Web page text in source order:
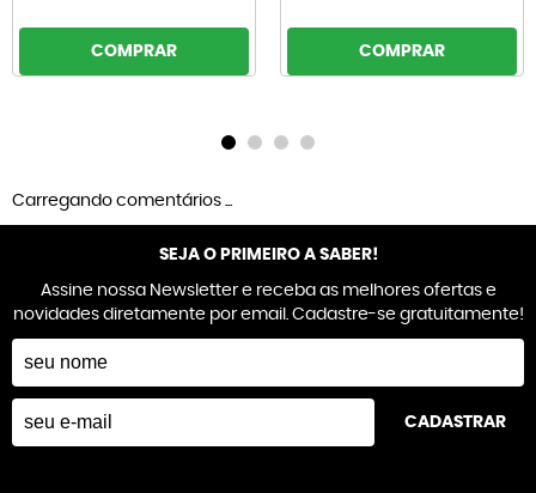
COMPRAR COMPRAR
Carregando comentários ...
SEJA O PRIMEIRO A SABER!
Assine nossa Newsletter e receba as melhores ofertas e
novidades diretamente por email. Cadastre-se gratuitamente!
CADASTRAR